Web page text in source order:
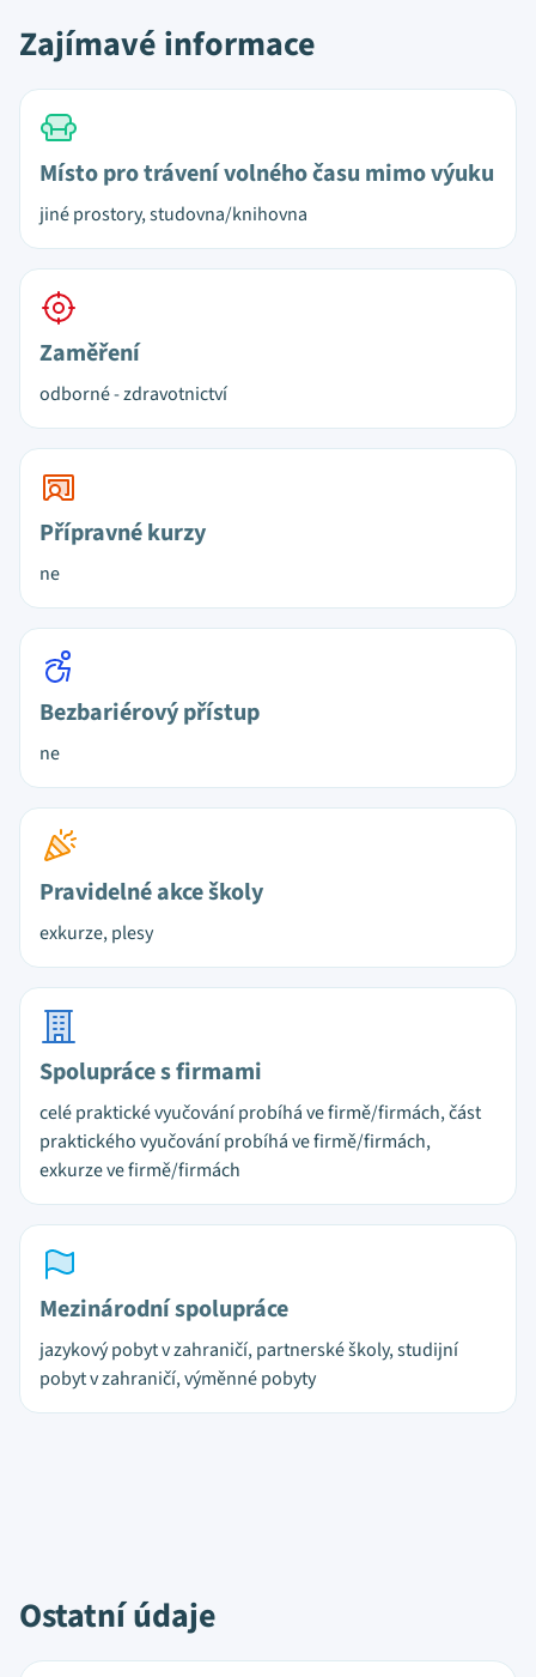
Zajímavé informace
Místo pro trávení volného času mimo výuku
jiné prostory, studovna/knihovna
Zaměření
odborné - zdravotnictví
Přípravné kurzy
ne
Bezbariérový přístup
ne
Pravidelné akce školy
exkurze, plesy
Spolupráce s firmami
celé praktické vyučování probíhá ve firmě/firmách, část
praktického vyučování probíhá ve firmě/firmách,
exkurze ve firmě/firmách
Mezinárodní spolupráce
jazykový pobyt v zahraničí, partnerské školy, studijní
pobyt v zahraničí, výměnné pobyty
Ostatní údaje